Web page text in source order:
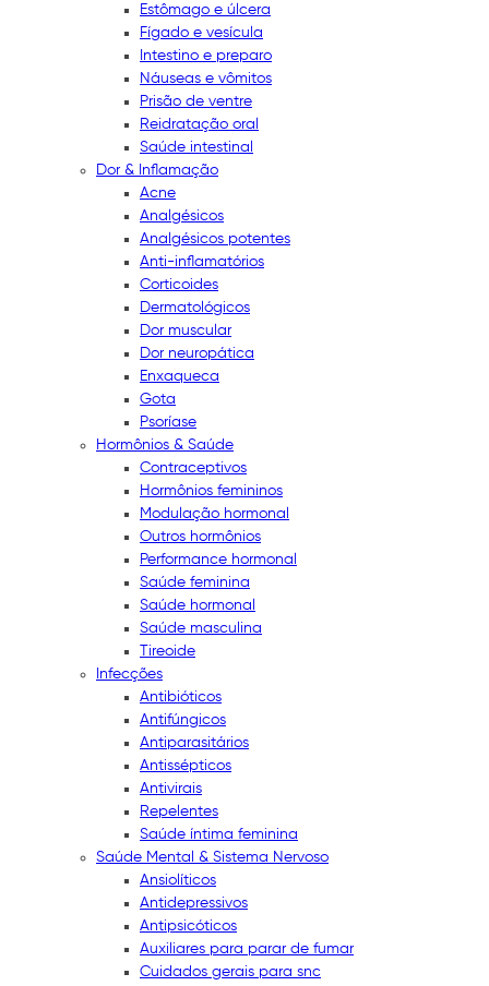
Estômago e úlcera
Fígado e vesícula
Intestino e preparo
Náuseas e vômitos
Prisão de ventre
Reidratação oral
Saúde intestinal
Dor & Inflamação
Acne
Analgésicos
Analgésicos potentes
Anti-inflamatórios
Corticoides
Dermatológicos
Dor muscular
Dor neuropática
Enxaqueca
Gota
Psoríase
Hormônios & Saúde
Contraceptivos
Hormônios femininos
Modulação hormonal
Outros hormônios
Performance hormonal
Saúde feminina
Saúde hormonal
Saúde masculina
Tireoide
Infecções
Antibióticos
Antifúngicos
Antiparasitários
Antissépticos
Antivirais
Repelentes
Saúde íntima feminina
Saúde Mental & Sistema Nervoso
Ansiolíticos
Antidepressivos
Antipsicóticos
Auxiliares para parar de fumar
Cuidados gerais para snc